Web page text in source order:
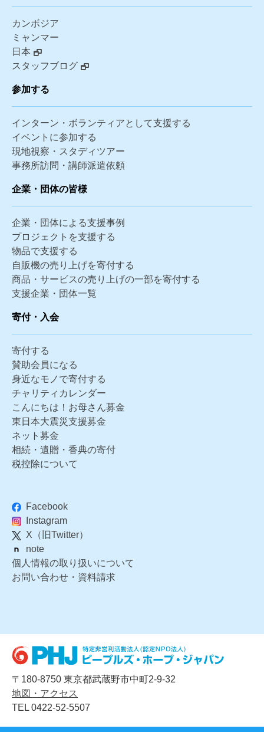
カンボジア
ミャンマー
日本
スタッフブログ
参加する
インターン・ボランティアとして支援する
イベントに参加する
現地視察・スタディツアー
事務所訪問・講師派遣依頼
企業・団体の皆様
企業・団体による支援事例
プロジェクトを支援する
物品で支援する
自販機の売り上げを寄付する
商品・サービスの売り上げの一部を寄付する
支援企業・団体一覧
寄付・入会
寄付する
賛助会員になる
身近なモノで寄付する
チャリティカレンダー
こんにちは！お母さん募金
東日本大震災支援募金
ネット募金
相続・遺贈・香典の寄付
税控除について
Facebook
Instagram
X（旧Twitter）
note
個人情報の取り扱いについて
お問い合わせ・資料請求
〒180-8750 東京都武蔵野市中町2-9-32
地図・アクセス
TEL 0422-52-5507